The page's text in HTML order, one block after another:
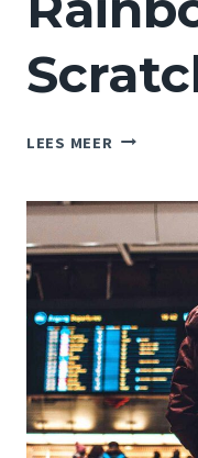
LEES MEER RAINBOW
ART